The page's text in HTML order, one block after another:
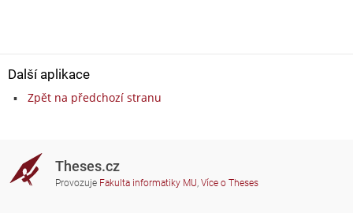
Další aplikace
Zpět na předchozí stranu
Theses.cz
Provozuje Fakulta informatiky MU, Více o Theses